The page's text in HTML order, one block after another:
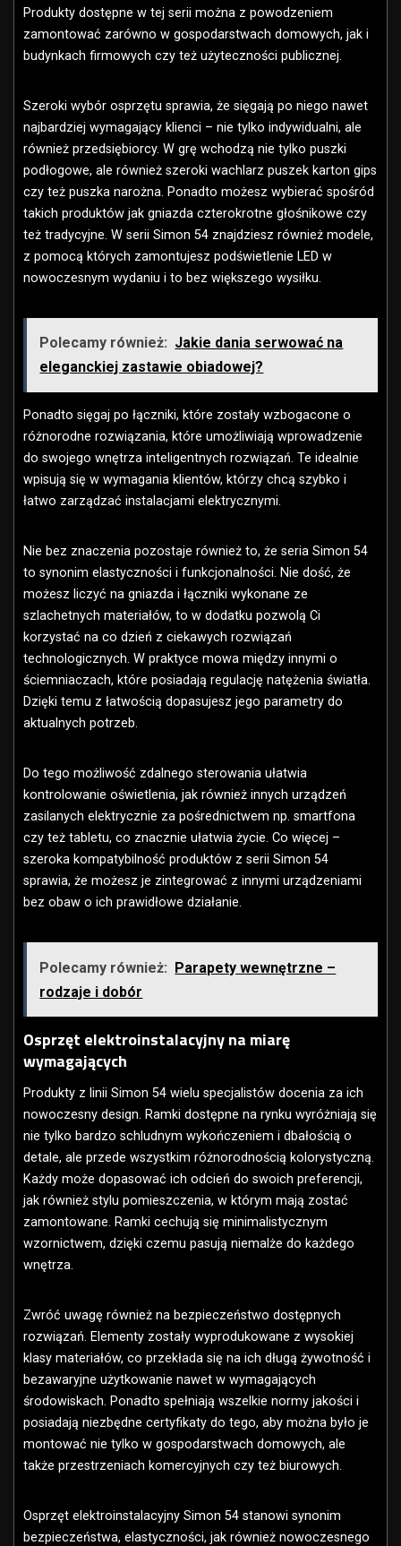
Produkty dostępne w tej serii można z powodzeniem
zamontować zarówno w gospodarstwach domowych, jak i
budynkach firmowych czy też użyteczności publicznej.
Szeroki wybór osprzętu sprawia, że sięgają po niego nawet
najbardziej wymagający klienci – nie tylko indywidualni, ale
również przedsiębiorcy. W grę wchodzą nie tylko puszki
podłogowe, ale również szeroki wachlarz puszek karton gips
czy też puszka narożna. Ponadto możesz wybierać spośród
takich produktów jak gniazda czterokrotne głośnikowe czy
też tradycyjne. W serii Simon 54 znajdziesz również modele,
z pomocą których zamontujesz podświetlenie LED w
nowoczesnym wydaniu i to bez większego wysiłku.
Polecamy również: Jakie dania serwować na
eleganckiej zastawie obiadowej?
Ponadto sięgaj po łączniki, które zostały wzbogacone o
różnorodne rozwiązania, które umożliwiają wprowadzenie
do swojego wnętrza inteligentnych rozwiązań. Te idealnie
wpisują się w wymagania klientów, którzy chcą szybko i
łatwo zarządzać instalacjami elektrycznymi.
Nie bez znaczenia pozostaje również to, że seria Simon 54
to synonim elastyczności i funkcjonalności. Nie dość, że
możesz liczyć na gniazda i łączniki wykonane ze
szlachetnych materiałów, to w dodatku pozwolą Ci
korzystać na co dzień z ciekawych rozwiązań
technologicznych. W praktyce mowa między innymi o
ściemniaczach, które posiadają regulację natężenia światła.
Dzięki temu z łatwością dopasujesz jego parametry do
aktualnych potrzeb.
Do tego możliwość zdalnego sterowania ułatwia
kontrolowanie oświetlenia, jak również innych urządzeń
zasilanych elektrycznie za pośrednictwem np. smartfona
czy też tabletu, co znacznie ułatwia życie. Co więcej –
szeroka kompatybilność produktów z serii Simon 54
sprawia, że możesz je zintegrować z innymi urządzeniami
bez obaw o ich prawidłowe działanie.
Polecamy również: Parapety wewnętrzne –
rodzaje i dobór
Osprzęt elektroinstalacyjny na miarę
wymagających
Produkty z linii Simon 54 wielu specjalistów docenia za ich
nowoczesny design. Ramki dostępne na rynku wyróżniają się
nie tylko bardzo schludnym wykończeniem i dbałością o
detale, ale przede wszystkim różnorodnością kolorystyczną.
Każdy może dopasować ich odcień do swoich preferencji,
jak również stylu pomieszczenia, w którym mają zostać
zamontowane. Ramki cechują się minimalistycznym
wzornictwem, dzięki czemu pasują niemalże do każdego
wnętrza.
Zwróć uwagę również na bezpieczeństwo dostępnych
rozwiązań. Elementy zostały wyprodukowane z wysokiej
klasy materiałów, co przekłada się na ich długą żywotność i
bezawaryjne użytkowanie nawet w wymagających
środowiskach. Ponadto spełniają wszelkie normy jakości i
posiadają niezbędne certyfikaty do tego, aby można było je
montować nie tylko w gospodarstwach domowych, ale
także przestrzeniach komercyjnych czy też biurowych.
Osprzęt elektroinstalacyjny Simon 54 stanowi synonim
bezpieczeństwa, elastyczności, jak również nowoczesnego